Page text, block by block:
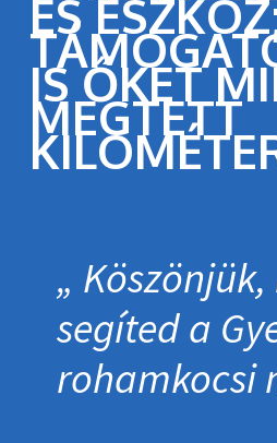
ÉS
IS ŐKET
MEGTETT
Köszönjük,
segíted a
roham­kocsi